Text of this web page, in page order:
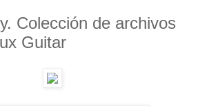
Colección de archivos
Guitar